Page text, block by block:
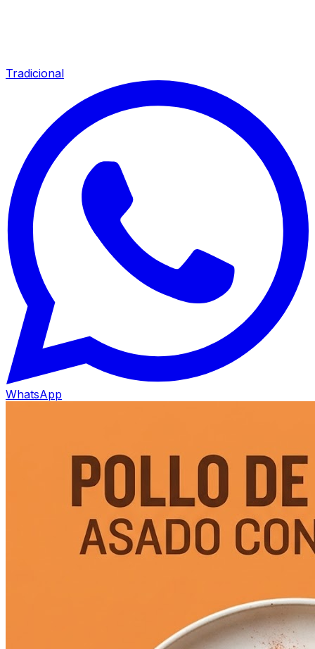
Tradicional
WhatsApp